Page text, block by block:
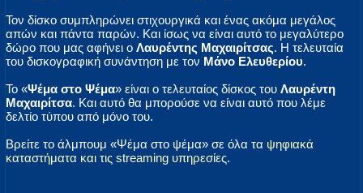
Τον δίσκο συμπληρώνει στιχουργικά και ένας ακόμα μεγάλος
απών και πάντα παρών. Και ίσως να είναι αυτό το μεγαλύτερο
δώρο που μας αφήνει ο Λαυρέντης Μαχαιρίτσας. Η τελευταία
του δισκογραφική συνάντηση με τον Μάνο Ελευθερίου.
Το «Ψέμα στο Ψέμα» είναι ο τελευταίος δίσκος του Λαυρέντη
Μαχαιρίτσα. Και αυτό θα μπορούσε να είναι αυτό που λέμε
δελτίο τύπου από μόνο του.
Βρείτε το άλμπουμ «Ψέμα στο ψέμα» σε όλα τα ψηφιακά
καταστήματα και τις streaming υπηρεσίες.